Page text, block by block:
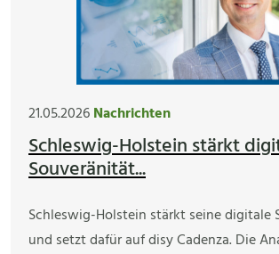
21.05.2026Nachrichten
Schleswig-Holstein stärkt
Souveränität...
Schleswig-Holstein stärkt seine digitale
und setzt dafür auf disy Cadenza. Die